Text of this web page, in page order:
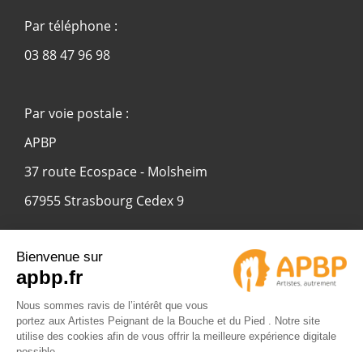
Par téléphone :
03 88 47 96 98
Par voie postale :
APBP
37 route Ecospace - Molsheim
67955 Strasbourg Cedex 9